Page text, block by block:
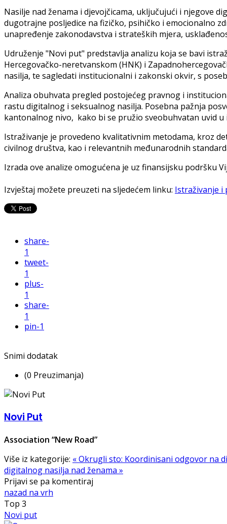
Nasilje nad ženama i djevojčicama, uključujući i njegove
dugotrajne posljedice na fizičko, psihičko i emocionalno
unapređenje zakonodavstva i strateških mjera,
Udruženje "Novi put" predstavlja analizu koja se bavi
Hercegovačko-neretvanskom (HNK) i
nasilja, te sagledati institucionalni i zakonski okvir, s
Analiza obuhvata pregled postojećeg pravnog i
rastu digitalnog i seksualnog nasilja. Posebna pažnja
kantonalnog nivo, kako bi se pružio sveobuhvatan uvid
Istraživanje je provedeno kvalitativnim metodama, kroz
civilnog društva, kao i relevantnih međunarodnih
Izrada ove analize omogućena je uz finansijsku podršku
Izvještaj možete preuzeti na sljedećem linku: Istraživanje i
share-
1
tweet-
1
plus-
1
share-
1
pin-1
Snimi dodatak
(0 Preuzimanja)
Novi Put
Association “New Road”
Više iz kategorije: « Okrugli sto: Koordinisani odgovor na
digitalnog nasilja nad ženama »
Prijavi se pa komentiraj
nazad na vrh
Top 3
Novi put